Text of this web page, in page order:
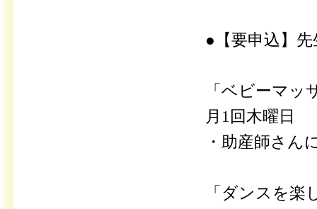
●【要申込】
「ベビーマッ
月1回木曜日
・助産師さん
「ダンスを楽